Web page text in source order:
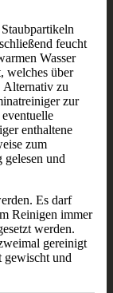
feucht
Wasser
welches über
Alternativ zu
zur
enthaltene
zum
gelesen und
Es darf
Reinigen immer
werden.
gereinigt
gewischt und